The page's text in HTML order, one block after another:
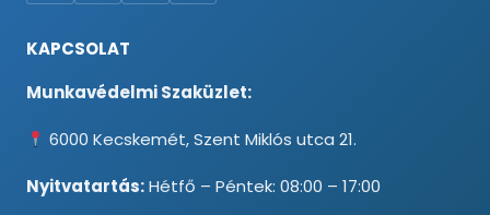
KAPCSOLAT
Munkavédelmi Szaküzlet:
6000 Kecskemét, Szent Miklós utca 21.
Nyitvatartás:Hétfő – Péntek: 08:00 – 17:00